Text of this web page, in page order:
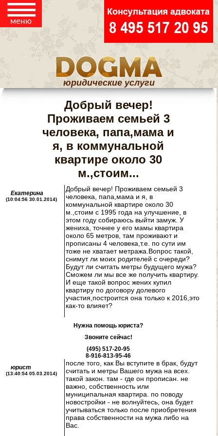
КОНТАКТЫ
ЮРИДИЧЕСКИЕ
СТАТЬИ
☰
меню
юридические услуги
Добрый вечер!
Проживаем семьей 3
человека, папа,мама и
я, в коммунальной
квартире около 30
м.,стоим...
Екатерина
(10:04:56 30.01.2014)
Добрый вечер! Проживаем семьей 3
человека, папа,мама и я, в
коммунальной квартире около 30
м.,стоим с 1995 года на улучшение, в
этом году собираюсь выйти замуж. У
жениха, точнее у его мамы квартира
около 65 метров, там проживают и
прописаны 4 человека,т.е. по сути им
тоже не хватает метража.Вопрос такой,
снимут ли моих родителей с очереди?
Будут ли считать метры будущего мужа?
Сможем ли мы все же получить квартиру.
И еще такой вопрос жених купил
квартиру по договору долевого
участия,построится она только к 2016,это
как-то влияет?
Нужна помощь юриста?
Звоните сейчас!
(495) 517-20-95
8-916-813-95-46
юрист
(13:40:54 05.03.2014)
после того, как Вы вступите в брак, будут
считать и метры Вашего мужа на всех.
такой закон. там - где он прописан. не
важно, собственность или
муниципальная квартира. по поводу
новостройки - не волнуйтесь, она будет
учитываться только после приобретения
права собственности на мужа либо на
Вас.